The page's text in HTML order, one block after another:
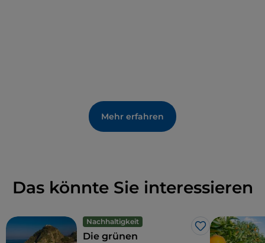
Mehr erfahren
Das könnte Sie interessieren
Nachhaltigkeit
Like
Die grünen